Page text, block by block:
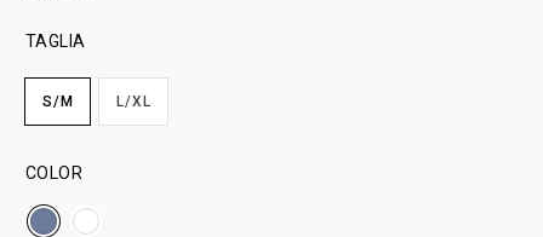
TAGLIA
S/M L/XL
COLOR